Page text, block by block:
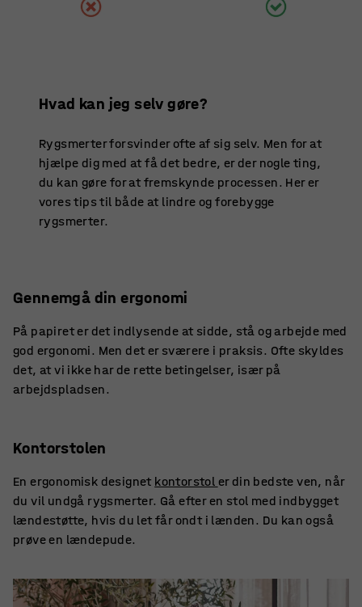
Hvad kan jeg selv gøre?
Rygsmerter forsvinder ofte af sig selv. Men for at
hjælpe dig med at få det bedre, er der nogle ting,
du kan gøre for at fremskynde processen. Her er
vores tips til både at lindre og forebygge
rygsmerter.
Gennemgå din ergonomi
På papiret er det indlysende at sidde, stå og arbejde med
god ergonomi. Men det er sværere i praksis. Ofte skyldes
det, at vi ikke har de rette betingelser, især på
arbejdspladsen.
Kontorstolen
En ergonomisk designet kontorstol er din bedste ven, når
du vil undgå rygsmerter. Gå efter en stol med indbygget
lændestøtte, hvis du let får ondt i lænden. Du kan også
prøve en lændepude.